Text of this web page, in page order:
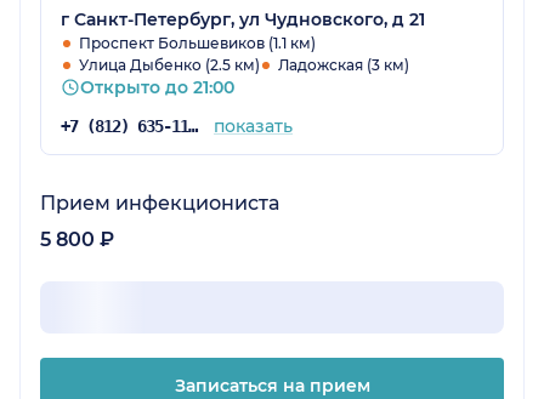
г Санкт-Петербург, ул Чудновского, д 21
Проспект Большевиков (1.1 км)
Улица Дыбенко (2.5 км)
Ладожская (3 км)
Открыто до 21:00
+7 (812) 635-11-79 показать
Прием инфекциониста
5 800 ₽
Записаться на прием